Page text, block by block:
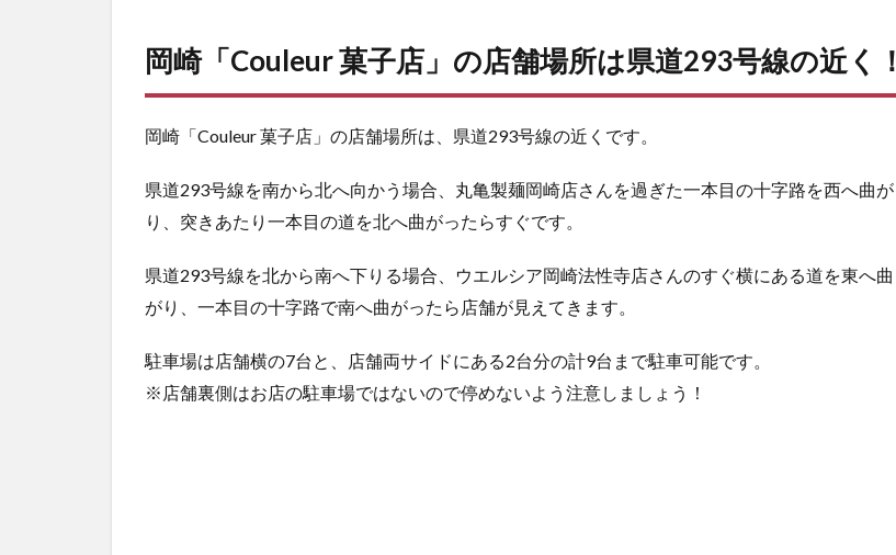
岡崎「Couleur 菓子店」の店舗場所は県道293号線の近く！
岡崎「Couleur 菓子店」の店舗場所は、県道293号線の近くです。
県道293号線を南から北へ向かう場合、丸亀製麺岡崎店さんを過ぎた一本目の十字路を西へ曲が
り、突きあたり一本目の道を北へ曲がったらすぐです。
県道293号線を北から南へ下りる場合、ウエルシア岡崎法性寺店さんのすぐ横にある道を東へ曲
がり、一本目の十字路で南へ曲がったら店舗が見えてきます。
駐車場は店舗横の7台と、店舗両サイドにある2台分の計9台まで駐車可能です。
※店舗裏側はお店の駐車場ではないので停めないよう注意しましょう！